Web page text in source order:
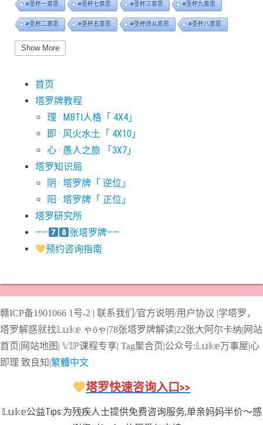
#圣杯一意思 #圣杯七意思 #圣杯三意思 #圣杯九意思
#圣杯二意思 #圣杯五意思 #圣杯侍从意思 #圣杯八意思
#圣杯六意思
#宝剑七意思
#宝剑五意思 #宝剑侍从意思
#宝剑十意思 #宝剑四意思 #宝剑国王意思
#审判牌意思
#愚人牌意思 #战车牌意思
#星币七意思 #星币三意思
#星币五意思 #星币侍从意思
#星币骑士意思 #星星牌意思
#权杖五意思 #权杖侍从意思 #权杖八意思 #权杖六意思
#权杖骑士意思 #死神牌意思 #皇后牌意思
#皇帝牌意思 #节制牌意思 #隐士牌意思 #高塔牌意思
#魔术师意思 圣杯骑士意思
Show More
首页
塔罗牌教程
理 · MBTI人格「 4X4」
即 · 风火水土「 4X10」
心 · 愚人之旅 「3X7」
塔罗知识局
阴 · 塔罗牌「 逆位」
阳 · 塔罗牌「 正位」
塔罗研究所
——
张塔罗牌——
预约咨询指南
赣ICP备1901066 1号-2 | 联系我们/官方说明/用户协议 |学塔罗，
塔罗解惑就找𝕃𝕦𝕜𝕖 ゃōゃ|78张塔罗牌解读|22张大阿尔卡纳| 网站
首页| 网站地图 | 𝕍𝕀ℙ课程专享| Tag聚合页|公众号:𝕃𝕦𝕜𝕖万事屋|心
即理 致良知|繁體中文
塔罗快速咨询入口>>
𝕃𝕦𝕜𝕖公益Tips:为残疾人士提供免费咨询服务,单亲妈妈半价～感